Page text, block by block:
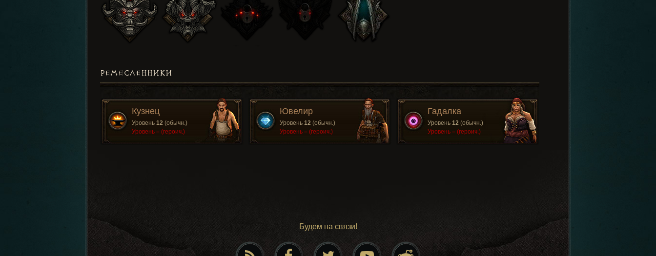
РЕМЕСЛЕННИКИ
Кузнец
Уровень 12 (обычн.)
Уровень – (героич.)
Ювелир
Уровень 12 (обычн.)
Уровень – (героич.)
Гадалка
Уровень 12 (обычн.)
Уровень – (героич.)
Будем на связи!